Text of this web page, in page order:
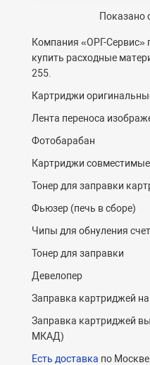
Показано
Компания «ОРГ-Cервис»
купить расходные
255.
Картриджи
Лента переноса
Фотобарабан
Картриджи совместимые
Тонер для заправки
Фьюзер (печь в сборе)
Чипы для обнуления
Тонер для заправки
Девелопер
Заправка картриджей
Заправка картриджей
МКАД)
Есть доставка по